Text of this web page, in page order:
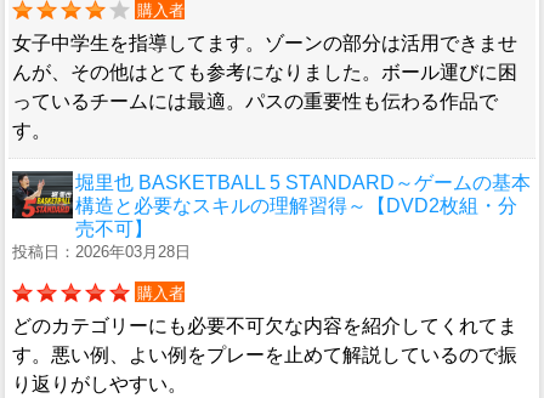
購入者
女子中学生を指導してます。ゾーンの部分は活用できませ
んが、その他はとても参考になりました。ボール運びに困
っているチームには最適。パスの重要性も伝わる作品で
す。
堀里也 BASKETBALL 5 STANDARD～ゲームの基本
構造と必要なスキルの理解習得～【DVD2枚組・分
売不可】
投稿日：2026年03月28日
購入者
どのカテゴリーにも必要不可欠な内容を紹介してくれてま
す。悪い例、よい例をプレーを止めて解説しているので振
り返りがしやすい。